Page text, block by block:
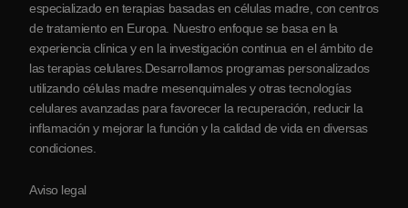
Colaboraciones
especializado en terapias basadas en células madre, con centros
de tratamiento en Europa. Nuestro enfoque se basa en la
experiencia clínica y en la investigación continua en el ámbito de
las terapias celulares.Desarrollamos programas personalizados
utilizando células madre mesenquimales y otras tecnologías
celulares avanzadas para favorecer la recuperación, reducir la
inflamación y mejorar la función y la calidad de vida en diversas
condiciones.
Aviso legal